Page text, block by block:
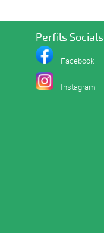
Perfils Socials
Facebook
Instagram